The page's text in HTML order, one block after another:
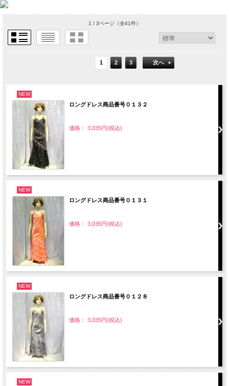
1 / 3ページ（全41件）
1 2 3 次へ
NEW
ロングドレス商品番号０１３２
価格： 3,035円(税込)
NEW
ロングドレス商品番号０１３１
価格： 3,035円(税込)
NEW
ロングドレス商品番号０１２８
価格： 3,035円(税込)
NEW